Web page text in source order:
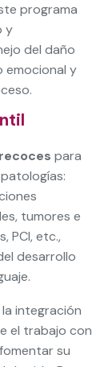
programa
y
del daño
emocional y
para
tumores e
PCI, etc.,
desarrollo
integración
el trabajo con
su